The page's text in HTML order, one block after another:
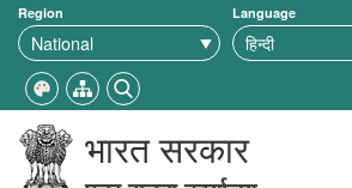
Region Language
भारत सरकार